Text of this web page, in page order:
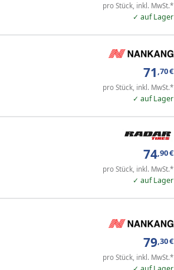
pro Stück, inkl. MwSt.*
✓ auf Lager
71 ,70€
pro Stück, inkl. MwSt.*
✓ auf Lager
74,90€
pro Stück, inkl. MwSt.*
✓ auf Lager
79,30€
pro Stück, inkl. MwSt.*